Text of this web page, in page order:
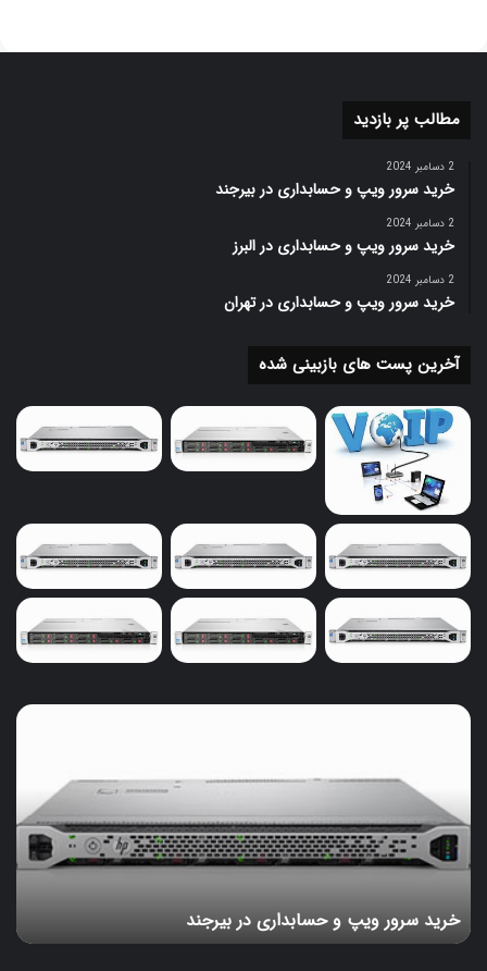
مطالب پر بازدید
2 دسامبر 2024
خرید سرور ویپ و حسابداری در بیرجند
2 دسامبر 2024
خرید سرور ویپ و حسابداری در البرز
2 دسامبر 2024
خرید سرور ویپ و حسابداری در تهران
آخرین پست های بازبینی شده
خرید
حسابداری
در
بیرجند
خرید سرور ویپ و حسابداری در بیرجند